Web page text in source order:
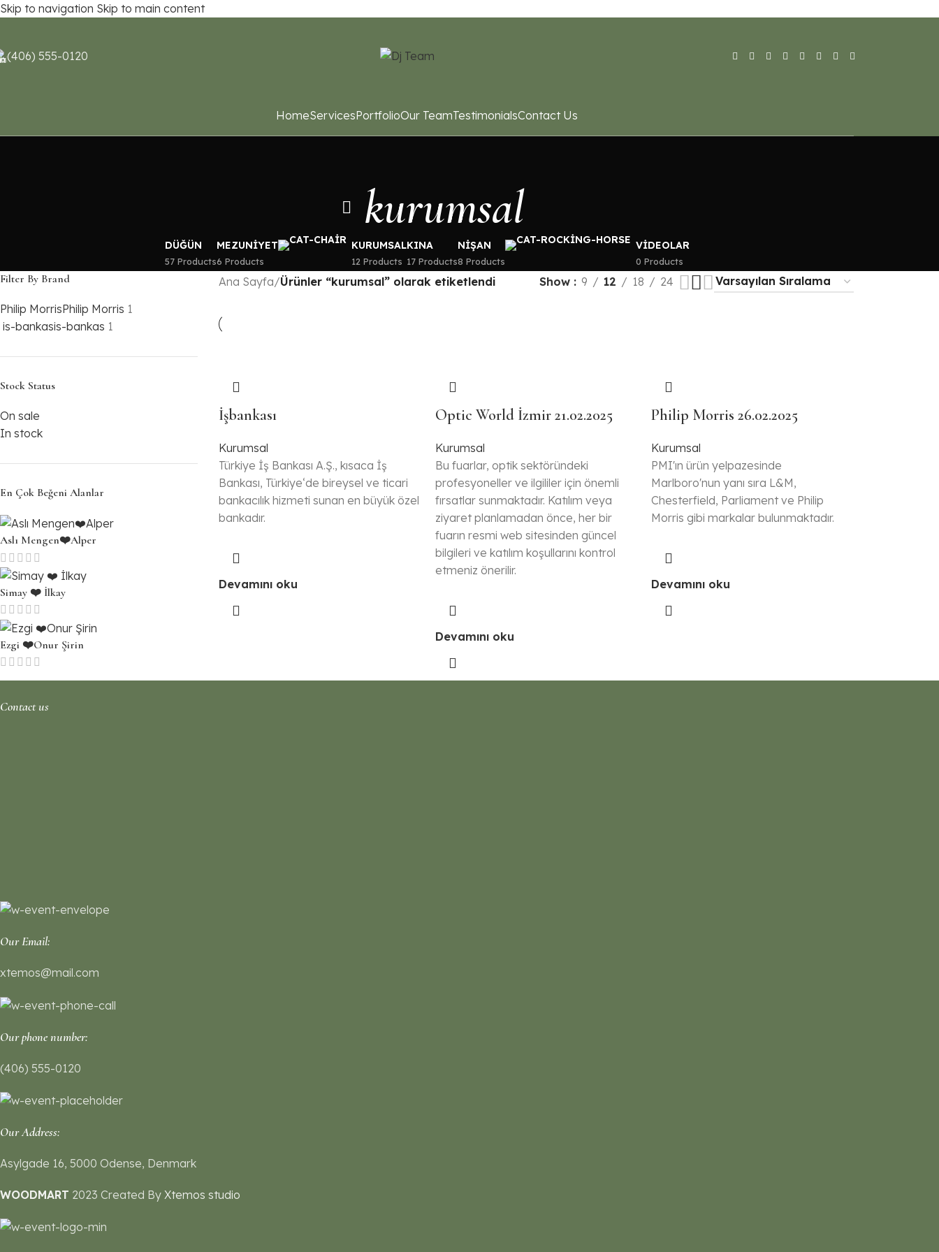
Skip to navigation Skip to main content
(406) 555-0120
HomeServicesPortfolioOur TeamTestimonialsContact Us
kurumsal
DÜĞÜN
57 Products
MEZUNIYET
6 Products
KURUMSAL
12 Products
KINA
17 Products
NIŞAN
8 Products
VIDEOLAR
0 Products
Filter By Brand
Philip MorrisPhilip Morris 1
is-bankasis-bankas 1
Stock Status
On sale
In stock
En Çok Beğeni Alanlar
Aslı Mengen❤️Alper
Simay ❤️ İlkay
Ezgi ❤️Onur Şirin
Ana Sayfa/Ürünler “kurumsal” olarak etiketlendi Show 9 12 18 24
İşbankası
Kurumsal
Türkiye İş Bankası A.Ş., kısaca İş
Bankası, Türkiye‘de bireysel ve ticari
bankacılık hizmeti sunan en büyük özel
bankadır.
Devamını oku
Optic World İzmir 21.02.2025
Kurumsal
Bu fuarlar, optik sektöründeki
profesyoneller ve ilgililer için önemli
fırsatlar sunmaktadır. Katılım veya
ziyaret planlamadan önce, her bir
fuarın resmi web sitesinden güncel
bilgileri ve katılım koşullarını kontrol
etmeniz önerilir.​
Devamını oku
Philip Morris 26.02.2025
Kurumsal
PMI'ın ürün yelpazesinde
Marlboro'nun yanı sıra L&M,
Chesterfield, Parliament ve Philip
Morris gibi markalar bulunmaktadır.
Devamını oku
Contact us
Our Email:
xtemos@mail.com
Our phone number:
(406) 555-0120
Our Address:
Asylgade 16, 5000 Odense, Denmark
WOODMART 2023 Created By Xtemos studio